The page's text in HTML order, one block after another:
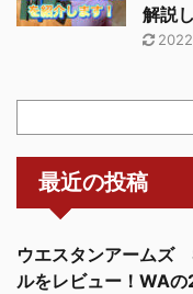
解説
最近の投稿
ウエスタンアームズ
ルをレビュー！WA